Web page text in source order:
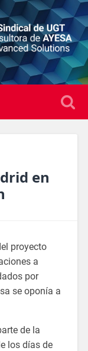
en
proyecto
a
por
se oponía a
de la
los días de